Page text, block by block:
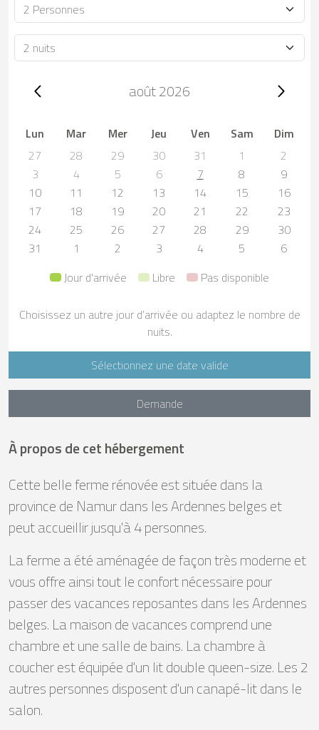
Occupacion
Durée
Trip dates, août 2026août 2026
Lun Mar Mer Jeu Ven Sam
Dim
27
28 29 30 31 1
2
3
4 5 6 7 8
9
10
11 12 13 14 15
16
17
18 19 20 21 22
23
24
25 26 27 28 29
30
31
1 2 3 4 5
6
Jour d'arrivée
Libre Pas disponible
Choisissez un autre jour d’arrivée ou adaptez le nombre de
nuits.
Sélectionnez une date valide
Demande
À propos de cet hébergement
Cette belle ferme rénovée est située dans la
province de Namur dans les Ardennes belges et
peut accueillir jusqu'à 4 personnes.
La ferme a été aménagée de façon très moderne et
vous offre ainsi tout le confort nécessaire pour
passer des vacances reposantes dans les Ardennes
belges. La maison de vacances comprend une
chambre et une salle de bains. La chambre à
coucher est équipée d'un lit double queen-size. Les 2
autres personnes disposent d'un canapé-lit dans le
salon.